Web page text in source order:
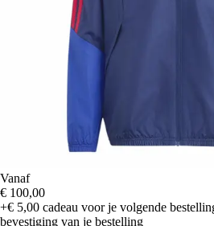
Vanaf
€ 100,00
+€ 5,00 cadeau voor je volgende
bevestiging van je bestelling